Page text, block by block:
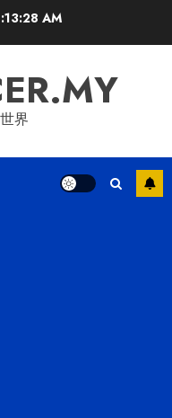
AM
界